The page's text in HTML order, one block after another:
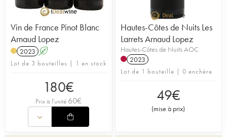
Vin de France Pinot Blanc
Arnaud Lopez
2023 A
Lot de 3 bouteilles | 1 en stock
180€
Prix à l'unité 60€
Hautes-Côtes de Nuits Les
Larrets Arnaud Lopez
Hautes-Côtes de Nuits AOC
2023
Lot de 1 bouteille | 0 enchère
49€
(mise à prix)